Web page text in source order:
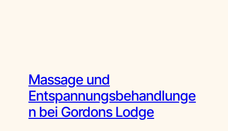
Massage und
Entspannungsbehandlunge
n bei Gordons Lodge